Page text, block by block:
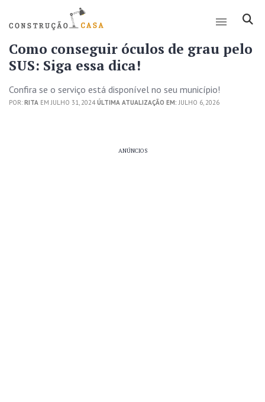
Como conseguir óculos de grau pelo
SUS: Siga essa dica!
Confira se o serviço está disponível no seu município!
POR: RITA EM JULHO 31, 2024ÚLTIMA ATUALIZAÇÃO EM: JULHO 6, 2026
ANÚNCIOS